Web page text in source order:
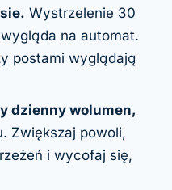
Wystrzelenie 30
na automat.
postami wyglądają
dzienny wolumen,
Zwiększaj powoli,
i wycofaj się,